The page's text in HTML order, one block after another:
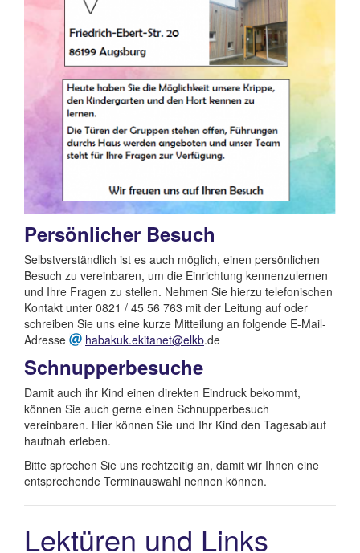
Persönlicher Besuch
Selbstverständlich ist es auch möglich, einen persönlichen
Besuch zu vereinbaren, um die Einrichtung kennenzulernen
und Ihre Fragen zu stellen. Nehmen Sie hierzu telefonischen
Kontakt unter 0821 / 45 56 763 mit der Leitung auf oder
schreiben Sie uns eine kurze Mitteilung an folgende E-Mail-
Adresse
habakuk.ekitanet@elkb.de
Schnupperbesuche
Damit auch ihr Kind einen direkten Eindruck bekommt,
können Sie auch gerne einen Schnupperbesuch
vereinbaren. Hier können Sie und Ihr Kind den Tagesablauf
hautnah erleben.
Bitte sprechen Sie uns rechtzeitig an, damit wir Ihnen eine
entsprechende Terminauswahl nennen können.
Lektüren und Links